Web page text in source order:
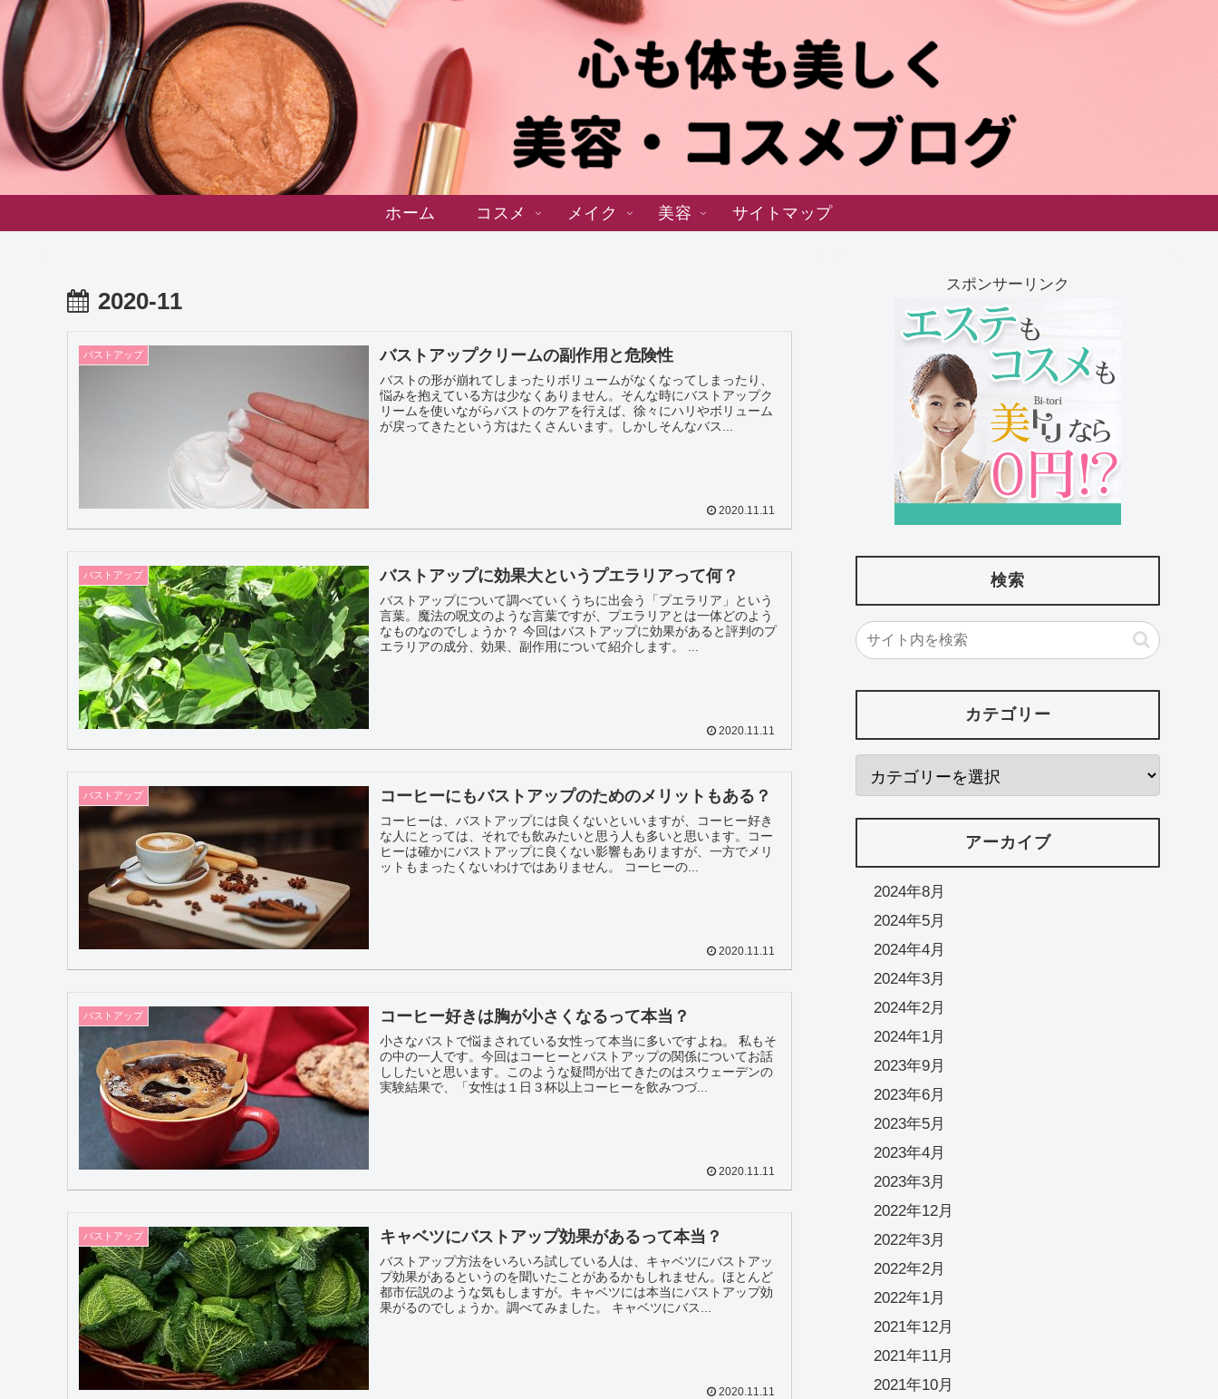
ホーム コスメ メイク 美容 サイトマップ
2020-11
バストアップ バストアップクリームの副作用と危険性
バストの形が崩れてしまったりボリュームがなくなってしまったり、
悩みを抱えている方は少なくありません。そんな時にバストアップク
リームを使いながらバストのケアを行えば、徐々にハリやボリューム
が戻ってきたという方はたくさんいます。しかしそんなバス...
2020.11.11
バストアップ バストアップに効果大というプエラリアって何？
バストアップについて調べていくうちに出会う「プエラリア」という
言葉。魔法の呪文のような言葉ですが、プエラリアとは一体どのよう
なものなのでしょうか？ 今回はバストアップに効果があると評判のプ
エラリアの成分、効果、副作用について紹介します。 ...
2020.11.11
バストアップ コーヒーにもバストアップのためのメリットもある？
コーヒーは、バストアップには良くないといいますが、コーヒー好き
な人にとっては、それでも飲みたいと思う人も多いと思います。コー
ヒーは確かにバストアップに良くない影響もありますが、一方でメリ
ットもまったくないわけではありません。 コーヒーの...
2020.11.11
バストアップ コーヒー好きは胸が小さくなるって本当？
小さなバストで悩まされている女性って本当に多いですよね。 私もそ
の中の一人です。今回はコーヒーとバストアップの関係についてお話
ししたいと思います。このような疑問が出てきたのはスウェーデンの
実験結果で、「女性は１日３杯以上コーヒーを飲みつづ...
2020.11.11
バストアップ キャベツにバストアップ効果があるって本当？
バストアップ方法をいろいろ試している人は、キャベツにバストアッ
プ効果があるというのを聞いたことがあるかもしれません。ほとんど
都市伝説のような気もしますが。キャベツには本当にバストアップ効
果がるのでしょうか。調べてみました。 キャベツにバス...
2020.11.11
スポンサーリンク
検索
カテゴリー
アーカイブ
2024年8月
2024年5月
2024年4月
2024年3月
2024年2月
2024年1月
2023年9月
2023年6月
2023年5月
2023年4月
2023年3月
2022年12月
2022年3月
2022年2月
2022年1月
2021年12月
2021年11月
2021年10月